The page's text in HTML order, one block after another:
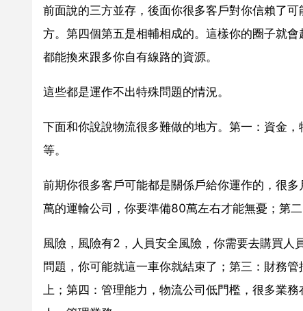
前面說的三方並存，後面你很多客戶對你信賴了
方。第四個第五是相輔相成的。這樣你的圈子就
都能換來跟多你自有線路的資源。
這些都是運作不出特殊問題的情況。
下面和你說說物流很多難做的地方。第一：資金
等。
前期你很多客戶可能都是關係戶給你運作的，很
萬的運輸公司，你要準備80萬左右才能無憂；第二
風險，風險有2，人員安全風險，你需要去購買
問題，你可能就這一車你就結束了；第三：財務
上；第四：管理能力，物流公司低門檻，很多業